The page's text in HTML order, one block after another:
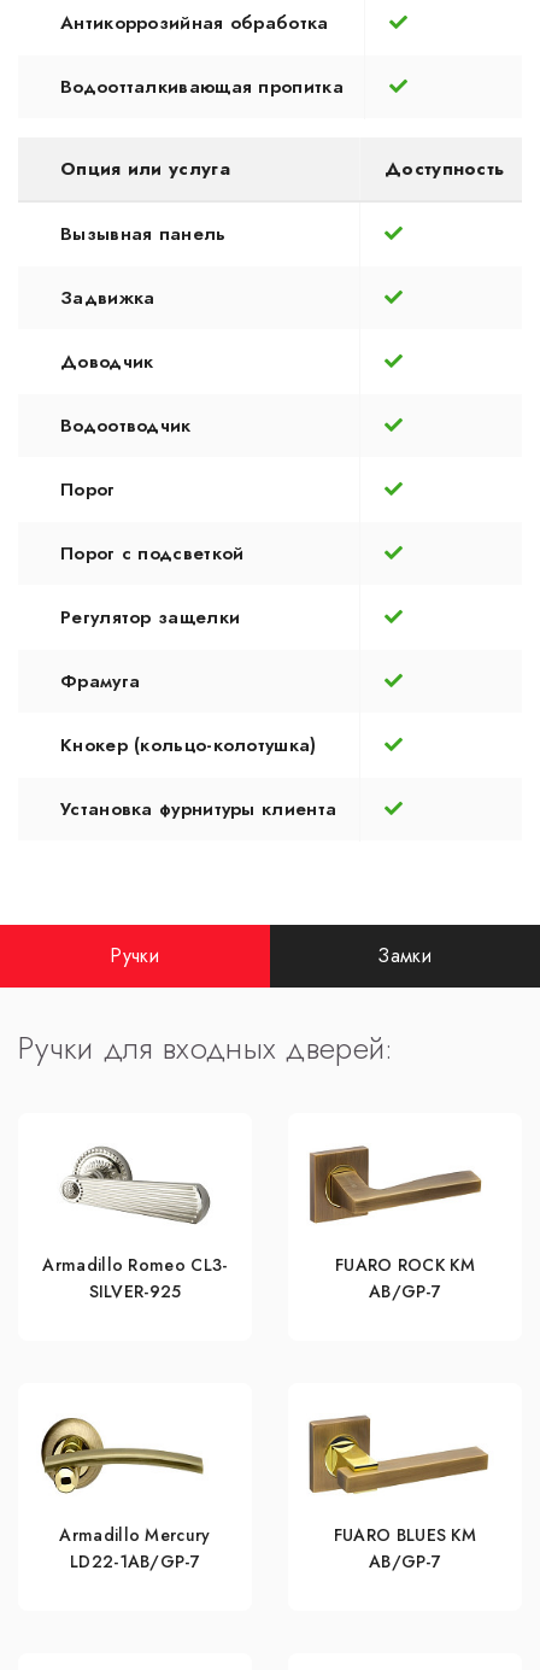
Антикоррозийная обработка
Водоотталкивающая пропитка
Опция или услуга Доступность
Вызывная панель
Задвижка
Доводчик
Водоотводчик
Порог
Порог с подсветкой
Регулятор защелки
Фрамуга
Кнокер (кольцо-колотушка)
Установка фурнитуры клиента
Ручки Замки
Ручки для входных дверей:
Armadillo Romeo CL3-
SILVER-925
FUARO ROCK KM
AB/GP-7
Armadillo Mercury
LD22-1AB/GP-7
FUARO BLUES KM
AB/GP-7